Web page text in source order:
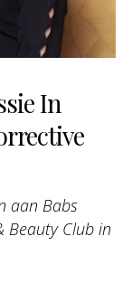
In
aan Babs
Beauty Club in